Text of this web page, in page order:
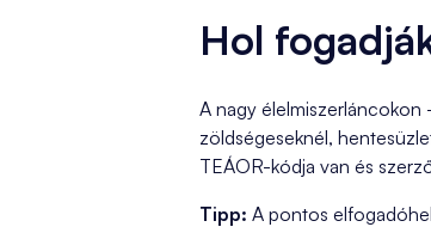
Hol
A nagy élelmiszerláncokon
zöldségeseknél,
TEÁOR-kódja van és
Tipp: A pontos